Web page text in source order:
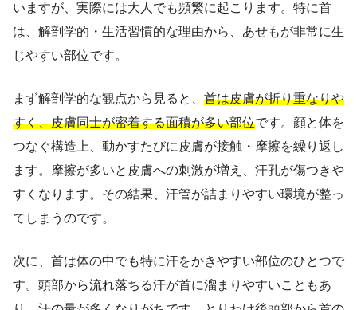
いますが、実際には大人でも頻繁に起こります。特に首
は、解剖学的・生活習慣的な理由から、あせもが非常に生
じやすい部位です。
まず解剖学的な観点から見ると、 首は皮膚が折り重なりや
すく、皮膚同士が密着する面積が多い部位です。顔と体を
つなぐ構造上、動かすたびに皮膚が接触・摩擦を繰り返し
ます。摩擦が多いと皮膚への刺激が増え、汗孔が傷つきや
すくなります。その結果、汗管が詰まりやすい環境が整っ
てしまうのです。
次に、首は体の中でも特に汗をかきやすい部位のひとつで
す。頭部から流れ落ちる汗が首に溜まりやすいこともあ